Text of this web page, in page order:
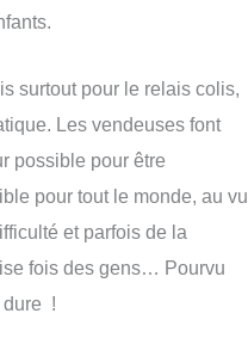
surtout pour le relais colis,
Les vendeuses font
possible pour être
pour tout le monde, au vu
et parfois de la
fois des gens… Pourvu
dure !